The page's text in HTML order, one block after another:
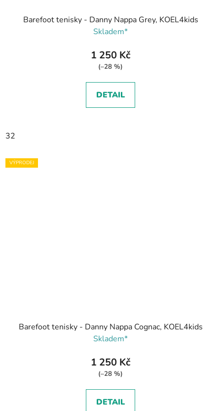
Barefoot tenisky - Danny Nappa Grey, KOEL4kids
Skladem*
1 250 Kč
(–28 %)
DETAIL
32
VÝPRODEJ
Barefoot tenisky - Danny Nappa Cognac, KOEL4kids
Skladem*
1 250 Kč
(–28 %)
DETAIL